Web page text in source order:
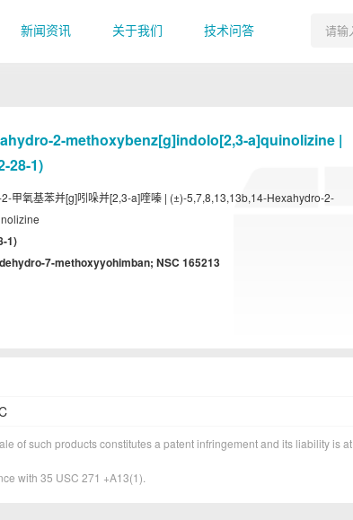
新闻资讯 关于我们 技术问答
2-methoxybenz[g]indolo[2,3-a]quinolizine |
28-1)
甲氧基苯并[g]吲哚并[2,3-a]喹嗪 | (±)-5,7,8,13,13b,14-Hexahydro-2-
1)
7-methoxyyohimban; NSC 165213
of such products constitutes a patent infringement and its liability is at
with 35 USC 271 +A13(1).